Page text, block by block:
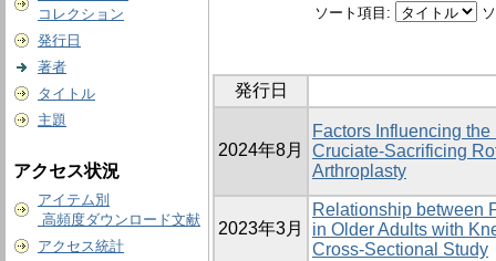
コレクション
発行日
著者
タイトル
主題
アクセス状況
アイテム別
高頻度ダウンロード文献
アクセス統計
ソート項目:
発行日
2024年8月
Factors Influencing
Cruciate-Sacrificing
Arthroplasty
2023年3月
Relationship between
in Older Adults with
Cross-Sectional Study